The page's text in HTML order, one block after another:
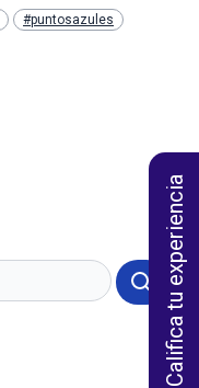
#puntosazules
Califica tu experiencia